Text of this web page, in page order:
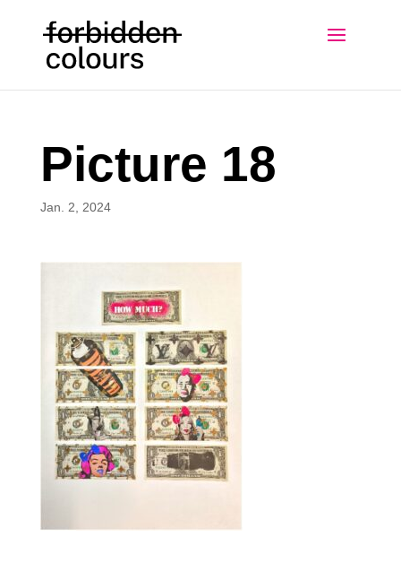
Picture 18
Jan. 2, 2024